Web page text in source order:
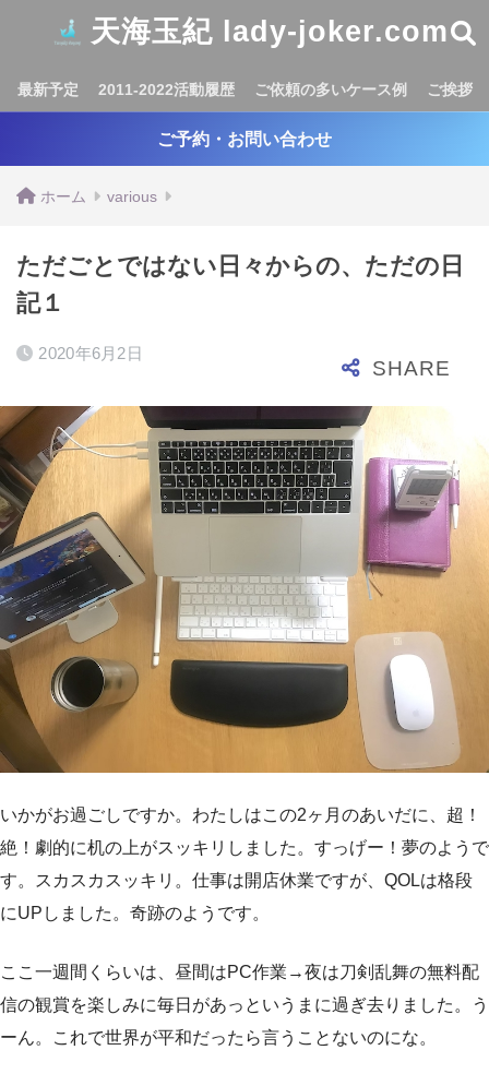
天海玉紀 lady-joker.com
最新予定 2011-2022活動履歴 ご依頼の多いケース例 ご挨拶
ご予約・お問い合わせ
ホーム various
ただごとではない日々からの、ただの日
記１
2020年6月2日
いかがお過ごしですか。わたしはこの2ヶ月のあいだに、超！
絶！劇的に机の上がスッキリしました。すっげー！夢のようで
す。スカスカスッキリ。仕事は開店休業ですが、QOLは格段
にUPしました。奇跡のようです。
ここ一週間くらいは、昼間はPC作業→夜は刀剣乱舞の無料配
信の観賞を楽しみに毎日があっというまに過ぎ去りました。う
ーん。これで世界が平和だったら言うことないのにな。